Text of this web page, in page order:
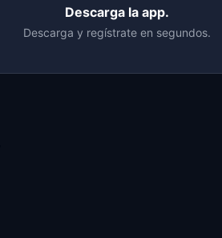
Descarga la app.
Descarga y regístrate en segundos.